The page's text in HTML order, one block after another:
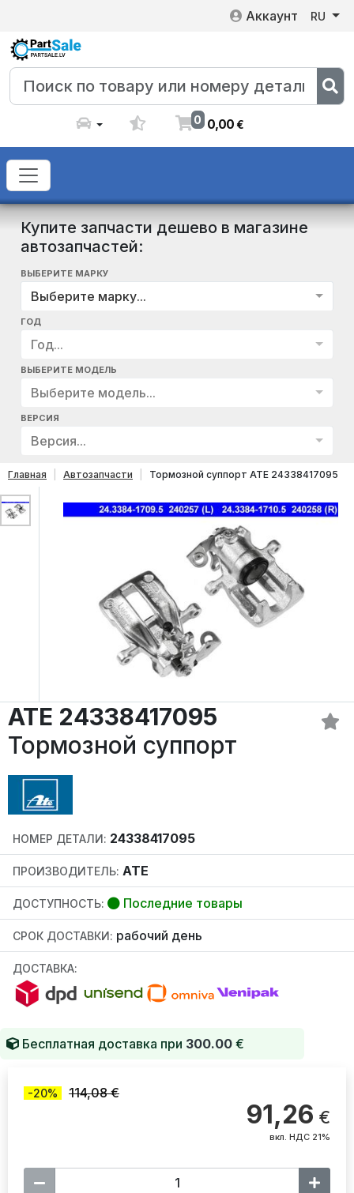
Аккаунт RU
0 0,00€
Купите запчасти дешево в магазине
автозапчастей:
ВЫБЕРИТЕ МАРКУ
Выберите марку...
ГОД
Год...
ВЫБЕРИТЕ МОДЕЛЬ
Выберите модель...
ВЕРСИЯ
Версия...
Главная Автозапчасти Тормозной суппорт ATE 24338417095
ATE 24338417095
Тормозной суппорт
НОМЕР ДЕТАЛИ: 24338417095
ПРОИЗВОДИТЕЛЬ: ATE
ДОСТУПНОСТЬ: Последние товары
СРОК ДОСТАВКИ: рабочий день
ДОСТАВКА:
Бесплатная доставка при 300.00 €
-20% 114,08 €
91,26 €
вкл. НДС 21%